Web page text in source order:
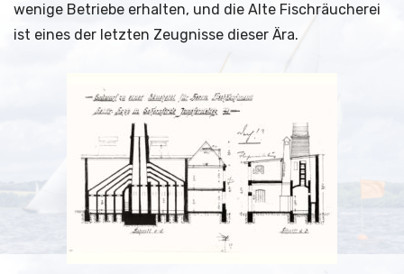
wenige Betriebe erhalten, und die Alte Fischräucherei
ist eines der letzten Zeugnisse dieser Ära.